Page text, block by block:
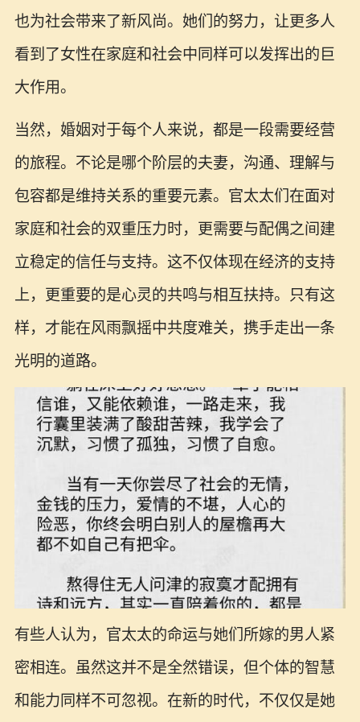
也为社会带来了新风尚。她们的努力，让更多人
看到了女性在家庭和社会中同样可以发挥出的巨
大作用。
当然，婚姻对于每个人来说，都是一段需要经营
的旅程。不论是哪个阶层的夫妻，沟通、理解与
包容都是维持关系的重要元素。官太太们在面对
家庭和社会的双重压力时，更需要与配偶之间建
立稳定的信任与支持。这不仅体现在经济的支持
上，更重要的是心灵的共鸣与相互扶持。只有这
样，才能在风雨飘摇中共度难关，携手走出一条
光明的道路。
有些人认为，官太太的命运与她们所嫁的男人紧
密相连。虽然这并不是全然错误，但个体的智慧
和能力同样不可忽视。在新的时代，不仅仅是她